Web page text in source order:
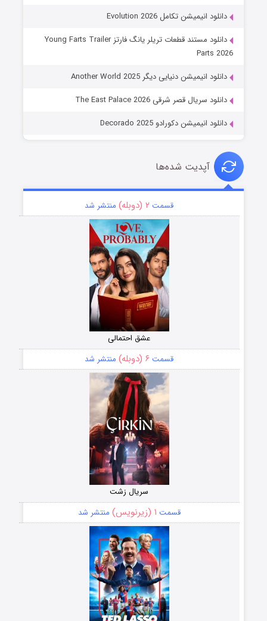
دانلود انیمیشن تکامل Evolution 2026
دانلود مستند قطعات تریلر یانگ فارتز Young Farts Trailer
Parts 2026
دانلود انیمیشن دنیایی دیگر Another World 2025
دانلود سریال قصر شرقی The East Palace 2026
دانلود انیمیشن دکورادو Decorado 2025
آپدیت شده‌ها
قسمت ۲ (دوبله) منتشر شد
عشق احتمالی
قسمت ۶ (دوبله) منتشر شد
سریال زشت
قسمت ۱ (زیرنویس) منتشر شد